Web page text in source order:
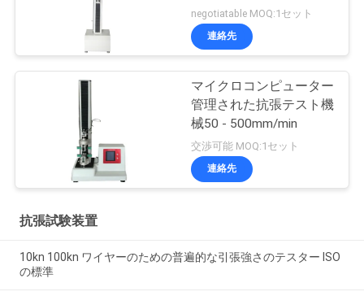
negotiatable MOQ:1セット
連絡先
マイクロコンピューター
管理された抗張テスト機
械50 - 500mm/min
交渉可能 MOQ:1セット
連絡先
抗張試験装置
10kn 100kn ワイヤーのための普遍的な引張強さのテスター ISO
の標準